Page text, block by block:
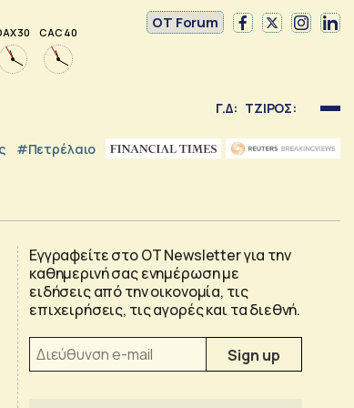
30 CAC 40
OT Forum
Γ.Δ: ΤΖΙΡΟΣ:
#Πετρέλαιο
Εγγραφείτε στο OT Newsletter για την
καθημερινή σας ενημέρωση με
ειδήσεις από την οικονομία, τις
επιχειρήσεις, τις αγορές και τα διεθνή.